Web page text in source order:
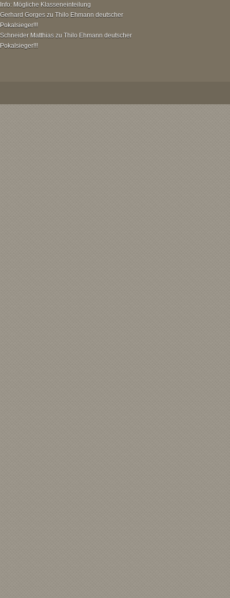
Info: Mögliche Klasseneinteilung
Gerhard Gorges zu Thilo Ehmann deutscher
Pokalsieger!!!
Schneider Matthias zu Thilo Ehmann deutscher
Pokalsieger!!!